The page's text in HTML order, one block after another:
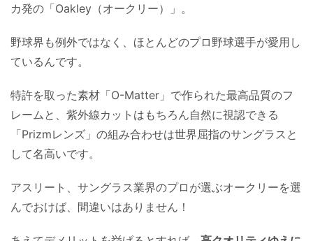
カ発の「Oakley（オークリー）」。
野球界も例外ではなく、ほとんどのプロ野球選手が愛用し
ているんです。
特許を取った素材「O-Matter」で作られた最高品質のフ
レームと、紫外線カットはもちろん自然に視認できる
「Prizmレンズ」の組み合わせは世界屈指のサングラスと
して名高いです。
アスリート、サングラス業界のプロが選ぶオークリーを選
んでおけば、間違いはありません！